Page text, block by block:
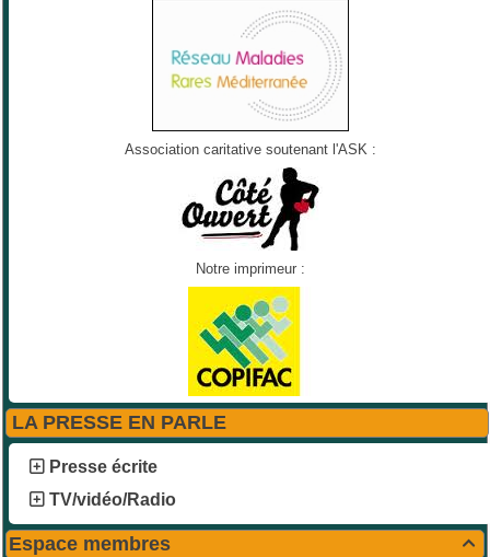
Association caritative soutenant l'ASK :
Notre imprimeur :
LA PRESSE EN PARLE
Presse écrite
TV/vidéo/Radio

Espace membres